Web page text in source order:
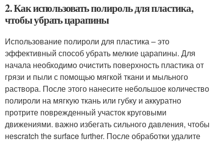
2. Как использовать полироль для пластика,
чтобы убрать царапины
Использование полироли для пластика – это
эффективный способ убрать мелкие царапины. Для
начала необходимо очистить поверхность пластика от
грязи и пыли с помощью мягкой ткани и мыльного
раствора. После этого нанесите небольшое количество
полироли на мягкую ткань или губку и аккуратно
протрите поврежденный участок круговыми
движениями. важно избегать сильного давления, чтобы
неscratch the surface further. После обработки удалите